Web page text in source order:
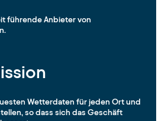
führende Anbieter von
Wetterdaten für jeden Ort und
so dass sich das Geschäft